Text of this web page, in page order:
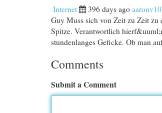
Internet 396 days ago
Guy Muss sich von Zeit zu Zeit
Spitze. Verantwortlich
stundenlanges Geficke. Ob man
Comments
Submit a Comment